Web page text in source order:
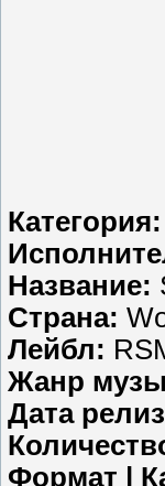
Категория:
Название:
Страна:
Лейбл:
Жанр
Дата
Формат |